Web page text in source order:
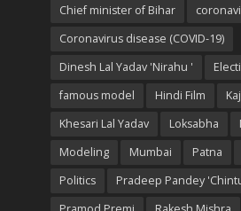
Chief minister of Bihar
Coronavirus disease (COVID-19)
Dinesh Lal Yadav 'Nirahu '
famous model
Hindi Film
Khesari Lal Yadav
Loksabha
Modeling
Mumbai Patna
Politics
Pradeep Pandey